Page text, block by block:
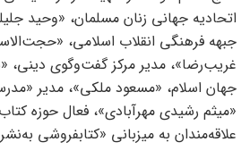
اتحادیه جهانی زنان مسلمان، «وحید
جبهه فرهنگی انقلاب اسلامی،
غریب‌رضا»، مدیر مرکز گفت‌وگوی دینی،
جهان اسلام، «مسعود ملکی»، مدیر
«میثم رشیدی مهرآبادی»، فعال حوزه
علاقه‌مندان به میزبانی «کتابفروشی